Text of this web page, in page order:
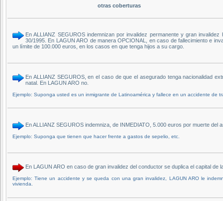
otras coberturas
En ALLIANZ SEGUROS indemnizan por invalidez permanente y gran
30/1995. En LAGUN ARO de manera OPCIONAL, en caso de fallecimiento e
un límite de 100.000 euros, en los casos en que tenga hijos a su cargo.
En ALLIANZ SEGUROS, en el caso de que el asegurado tenga nacionalidad
natal. En LAGUN ARO no.
Ejemplo: Suponga usted es un inmigrante de Latinoamérica y fallece en un accidente
En ALLIANZ SEGUROS indemniza, de INMEDIATO, 5.000 euros por muerte
Ejemplo: Suponga que tienen que hacer frente a gastos de sepelio, etc.
En LAGUN ARO en caso de gran invalidez del conductor se duplica el capital de
Ejemplo: Tiene un accidente y se queda con una gran invalidez, LAGUN ARO le
vivienda.